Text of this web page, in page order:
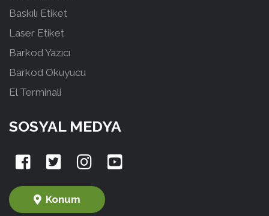
Baskılı Etiket
Laser Etiket
Barkod Yazıcı
Barkod Okuyucu
El Terminali
SOSYAL MEDYA
Konum